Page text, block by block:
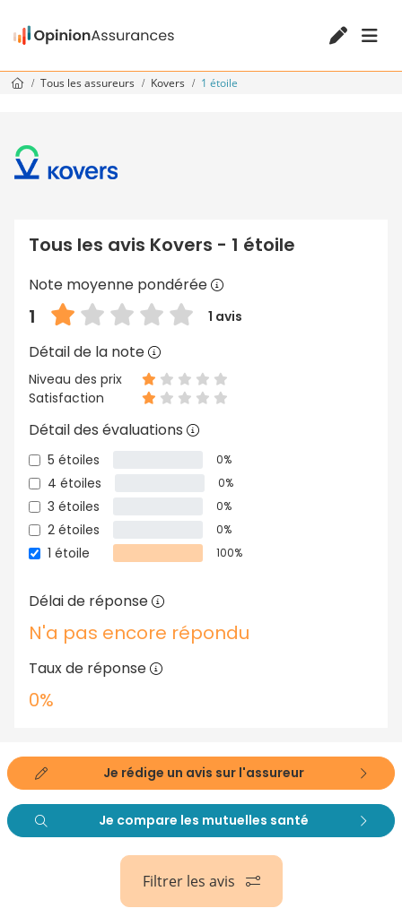
Tous les assureurs Kovers 1 étoile
Tous les avis Kovers - 1 étoile
Note moyenne pondérée
1 1 avis
Détail de la note
Niveau des prix
Satisfaction
Détail des évaluations
5 étoiles 0%
4 étoiles 0%
3 étoiles 0%
2 étoiles 0%
1 étoile 100%
Délai de réponse
N'a pas encore répondu
Taux de réponse
0%
Je rédige un avis sur l'assureur
Je compare les mutuelles santé
Filtrer les avis